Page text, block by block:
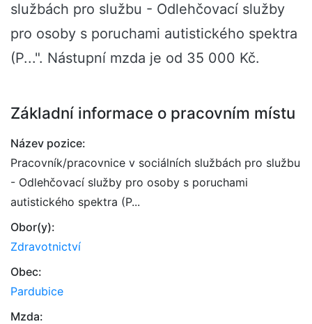
službách pro službu - Odlehčovací služby
pro osoby s poruchami autistického spektra
(P...". Nástupní mzda je od 35 000 Kč.
Základní informace o pracovním místu
Název pozice:
Pracovník/pracovnice v sociálních službách pro službu
- Odlehčovací služby pro osoby s poruchami
autistického spektra (P...
Obor(y):
Zdravotnictví
Obec:
Pardubice
Mzda: